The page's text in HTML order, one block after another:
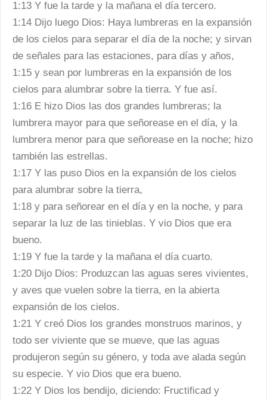
1:13 Y fue la tarde y la mañana el día tercero.
1:14 Dijo luego Dios: Haya lumbreras en la expansión
de los cielos para separar el día de la noche; y sirvan
de señales para las estaciones, para días y años,
1:15 y sean por lumbreras en la expansión de los
cielos para alumbrar sobre la tierra. Y fue así.
1:16 E hizo Dios las dos grandes lumbreras; la
lumbrera mayor para que señorease en el día, y la
lumbrera menor para que señorease en la noche; hizo
también las estrellas.
1:17 Y las puso Dios en la expansión de los cielos
para alumbrar sobre la tierra,
1:18 y para señorear en el día y en la noche, y para
separar la luz de las tinieblas. Y vio Dios que era
bueno.
1:19 Y fue la tarde y la mañana el día cuarto.
1:20 Dijo Dios: Produzcan las aguas seres vivientes,
y aves que vuelen sobre la tierra, en la abierta
expansión de los cielos.
1:21 Y creó Dios los grandes monstruos marinos, y
todo ser viviente que se mueve, que las aguas
produjeron según su género, y toda ave alada según
su especie. Y vio Dios que era bueno.
1:22 Y Dios los bendijo, diciendo: Fructificad y